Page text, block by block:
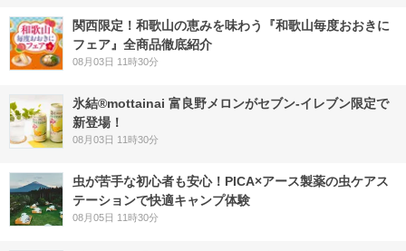
関西限定！和歌山の恵みを味わう『和歌山毎度おおきに
フェア』全商品徹底紹介
08月03日 11時30分
氷結®mottainai 富良野メロンがセブン‐イレブン限定で
新登場！
08月03日 11時30分
虫が苦手な初心者も安心！PICA×アース製薬の虫ケアス
テーションで快適キャンプ体験
08月05日 11時30分